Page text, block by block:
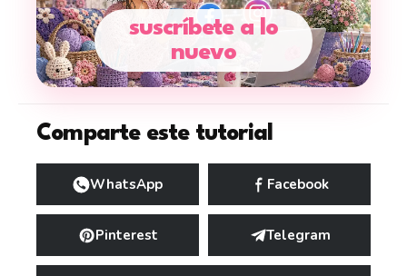
suscríbete a lo
nuevo
Comparte este tutorial
WhatsApp Facebook
Pinterest Telegram